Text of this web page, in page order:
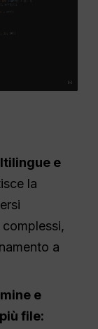
e
la
a
e
file: